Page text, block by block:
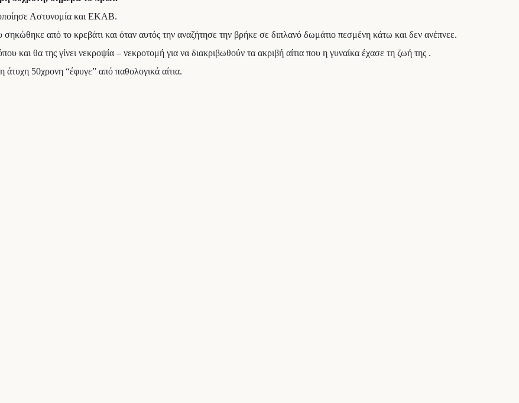
Αστυνομία και ΕΚΑΒ.
από το κρεβάτι και όταν αυτός την αναζήτησε την βρήκε σε διπλανό δωμάτιο πεσμένη κάτω και δεν ανέπνεε.
και θα της γίνει νεκροψία – νεκροτομή για να διακριβωθούν τα ακριβή αίτια που η γυναίκα έχασε τη ζωή της .
50χρονη “έφυγε” από παθολογικά αίτια.